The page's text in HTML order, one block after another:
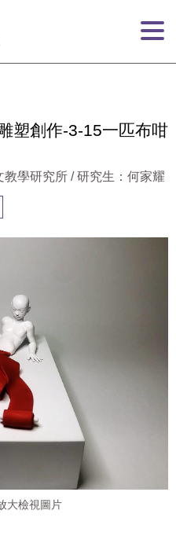
塑創作-3-15一匹布咁
學研究所 / 研究生：何家耀
大檢視圖片